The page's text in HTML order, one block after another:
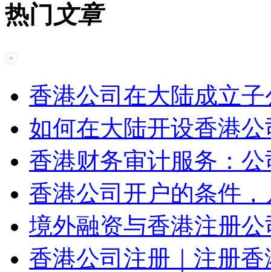
热门 文章
香港公司在大陆成立
如何在大陆开设香港
香港财务审计服务：
香港公司开户的条件
境外融资与香港注册
香港公司注册｜注册